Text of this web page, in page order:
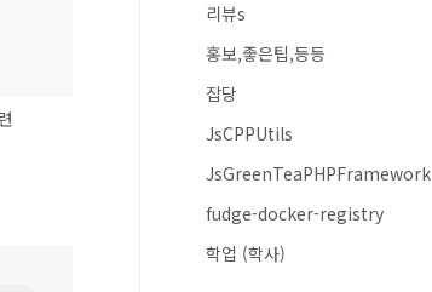
리뷰s
홍보,좋은팁,등등
잡당
JsCPPUtils
JsGreenTeaPHPFramework
fudge-docker-registry
학업 (학사)